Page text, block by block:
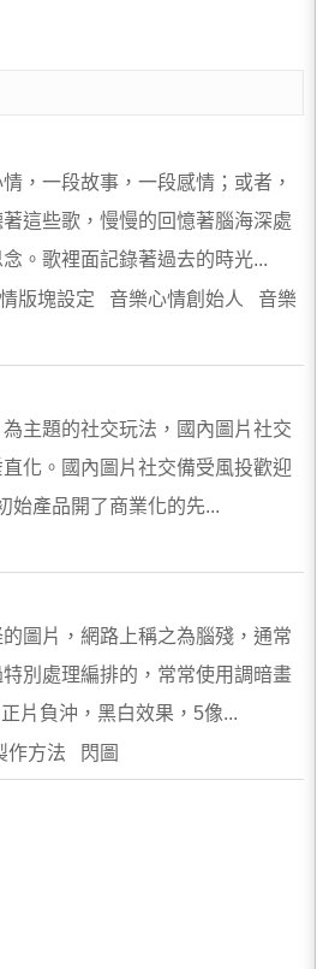
，一段故事，一段感情；或者，
這些歌，慢慢的回憶著腦海深處
。歌裡面記錄著過去的時光...
版塊設定 音樂心情創始人 音樂
主題的社交玩法，國內圖片社交
化。國內圖片社交備受風投歡迎
始產品開了商業化的先...
圖片，網路上稱之為腦殘，通常
別處理編排的，常常使用調暗畫
片負沖，黑白效果，5像...
方法 閃圖